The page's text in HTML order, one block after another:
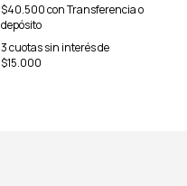
$40.500conTransferencia o
depósito
3cuotas sin interés de
$15.000